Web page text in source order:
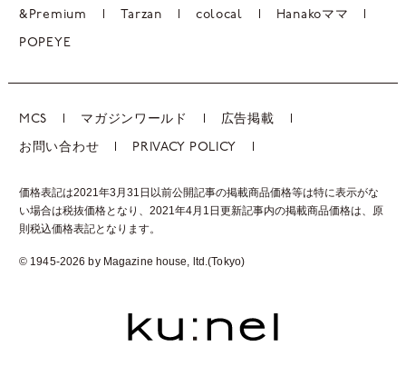
&Premium Tarzan colocal Hanakoママ
POPEYE
MCS マガジンワールド 広告掲載
お問い合わせ PRIVACY POLICY
価格表記は2021年3月31日以前公開記事の掲載商品価格等は特に表示がな
い場合は税抜価格となり、2021年4月1日更新記事内の掲載商品価格は、 原
則税込価格表記となります。
© 1945-2026 by Magazine house, ltd.(Tokyo)